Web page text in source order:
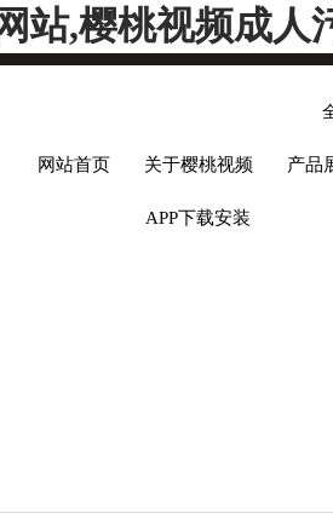
站,樱桃视频成人
网站首页 关于樱桃视频
APP下载安装
产品